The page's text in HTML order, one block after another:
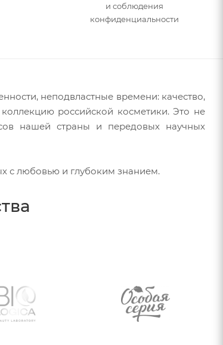
и соблюдения
конфиденциальности
неподвластные времени: качество,
российской косметики. Это не
нашей страны и передовых научных
с любовью и глубоким знанием.